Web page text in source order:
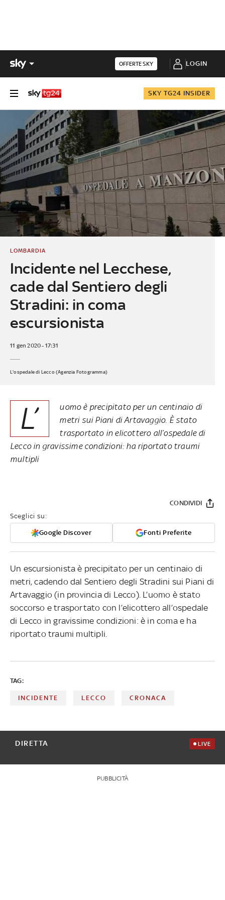
OFFERTE SKY LOGIN
SKY TG24 INSIDER
Incidente nel Lecchese,
cade dal Sentiero degli
Stradini: in coma
escursionista
LOMBARDIA
11 gen 2020 - 17:31
L'ospedale di Lecco (Agenzia Fotogramma)
L’
uomo è precipitato per un centinaio di
metri sui Piani di Artavaggio. È stato
trasportato in elicottero all’ospedale di
Lecco in gravissime condizioni: ha riportato traumi
multipli
Sceglici su:
Google Discover Fonti Preferite
CONDIVIDI
Un escursionista è precipitato per un centinaio di
metri, cadendo dal Sentiero degli Stradini sui Piani di
Artavaggio (in provincia di Lecco). L’uomo è stato
soccorso e trasportato con l’elicottero all’ospedale
di Lecco in gravissime condizioni: è in coma e ha
riportato traumi multipli.
TAG:
INCIDENTE LECCO CRONACA
DIRETTA LIVE
PUBBLICITÀ